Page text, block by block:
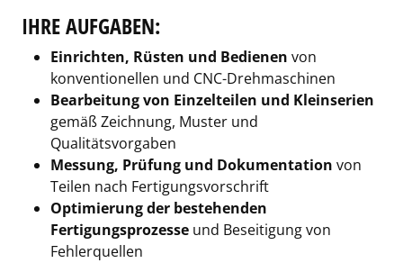
IHRE AUFGABEN:
Einrichten, Rüsten und Bedienen von
konventionellen und CNC-Drehmaschinen
Bearbeitung von Einzelteilen und Kleinserien
gemäß Zeichnung, Muster und
Qualitätsvorgaben
Messung, Prüfung und Dokumentation von
Teilen nach Fertigungsvorschrift
Optimierung der bestehenden
Fertigungsprozesse und Beseitigung von
Fehlerquellen